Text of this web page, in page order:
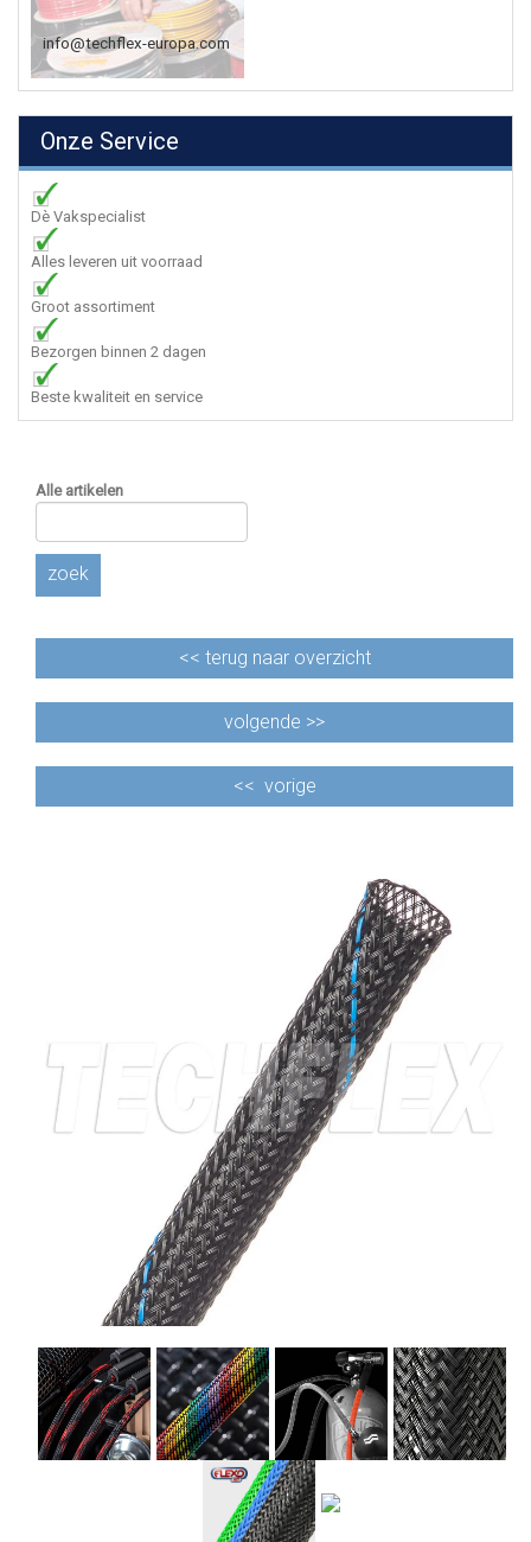
info@techflex-europa.com
Onze Service
Dè Vakspecialist
Alles leveren uit voorraad
Groot assortiment
Bezorgen binnen 2 dagen
Beste kwaliteit en service
Alle artikelen
zoek
<< terug naar overzicht
volgende >>
<< vorige